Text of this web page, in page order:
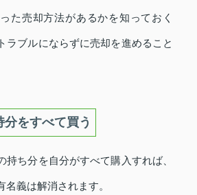
た売却方法があるかを知っておく
ラブルにならずに売却を進めること
をすべて買う
持ち分を自分がすべて購入すれば、
義は解消されます。